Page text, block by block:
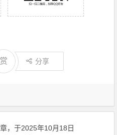
赏 分享
，于2025年10月18日